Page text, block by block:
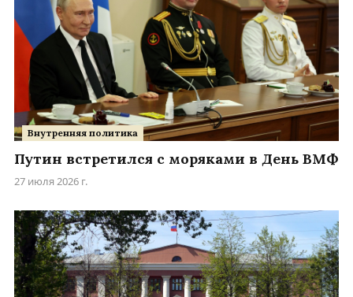
Внутренняя политика
Путин встретился с моряками в День ВМФ
27 июля 2026 г.